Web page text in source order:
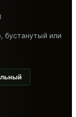
бустанутый или